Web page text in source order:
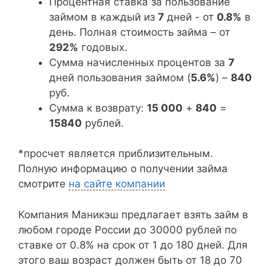
займом в каждый из 7 дней - от 0.8% в
день. Полная стоимость займа – от
292% годовых.
Сумма начисленных процентов за 7
дней пользования займом (5.6%) – 840
руб.
Сумма к возврату: 15 000 + 840 =
15840 рублей.
*просчет является приблизительным.
Полную информацию о получении займа
смотрите на сайте компании
Компания Маникэш предлагает взять займ в
любом городе России до 30000 рублей по
ставке от 0.8% на срок от 1 до 180 дней. Для
этого ваш возраст должен быть от 18 до 70